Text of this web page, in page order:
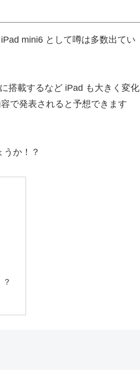
mini6 として噂は多数出てい
搭載するなど iPad も大きく変化
で発表されると予想できます
か！？